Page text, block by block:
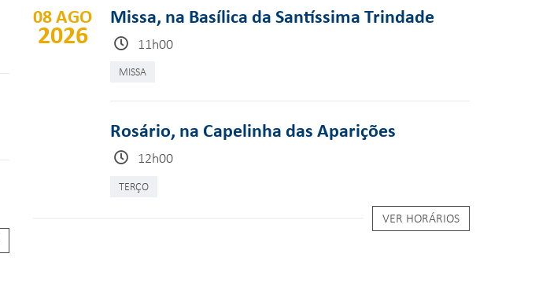
08 AGO
2026
Missa, na Basílica da Santíssima Trindade
11h00
MISSA
Rosário, na Capelinha das Aparições
12h00
TERÇO
VER HORÁRIOS